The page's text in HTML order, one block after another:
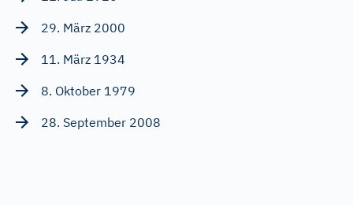
29. März 2000
11. März 1934
8. Oktober 1979
28. September 2008